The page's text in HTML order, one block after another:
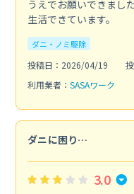
うえでお願いできまし
生活できています。
ダニ・ノミ駆除
投稿日：2026/04/19
利用業者： SASAワーク
ダニに困り…
3.0